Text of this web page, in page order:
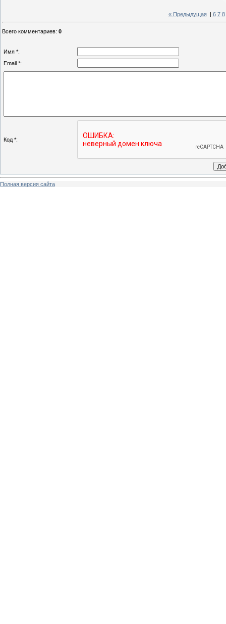
« Предыдущая| 6 7 8
Всего комментариев: 0
Имя *:
Email *:
Код *:
Полная версия сайта